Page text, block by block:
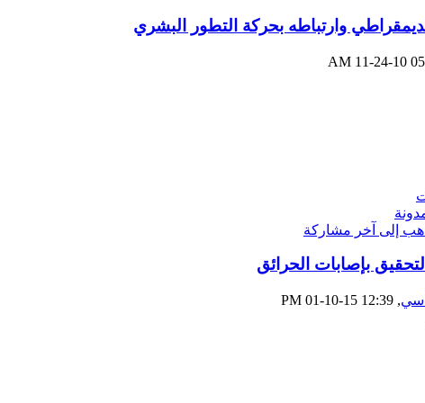
وارتباطه بحركة التطور البشري
بإصابات الحرائق
‏, 01-10-15 12:39 PM